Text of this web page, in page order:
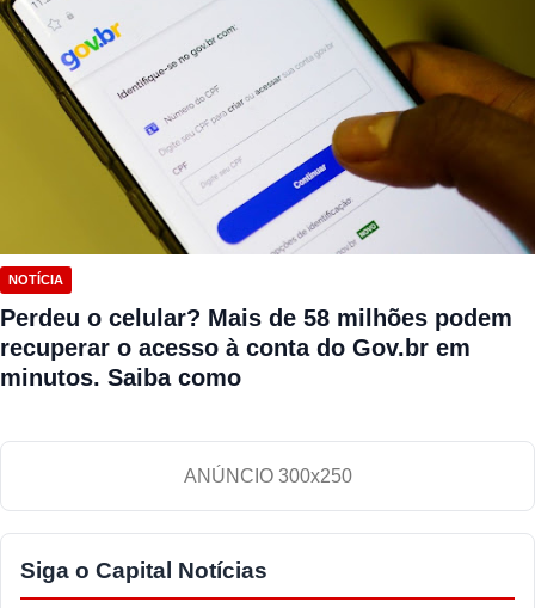
NOTÍCIA
Perdeu o celular? Mais de 58 milhões podem
recuperar o acesso à conta do Gov.br em
minutos. Saiba como
ANÚNCIO 300x250
Siga o Capital Notícias